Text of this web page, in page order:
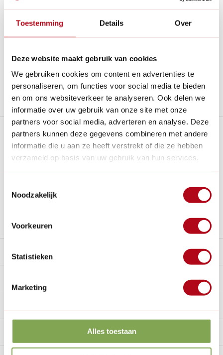
Toestemming Details Over
Deze website maakt gebruik van cookies
We gebruiken cookies om content en advertenties te
personaliseren, om functies voor social media te bieden
en om ons websiteverkeer te analyseren. Ook delen we
informatie over uw gebruik van onze site met onze
partners voor social media, adverteren en analyse. Deze
partners kunnen deze gegevens combineren met andere
informatie die u aan ze heeft verstrekt of die ze hebben
verzameld op basis van uw gebruik van hun services.
Noodzakelijk
Voorkeuren
Statistieken
Marketing
Alles toestaan
Betaal achteraf met Riverty.
de tuinspecialist voor tuinliefhebbers
Nieuw:Haal je bestelling in Wilnis bij ons op!
Stel een vraag over dit product
Plus- en minpunten
Handige overkapping voor fietsen i.c.m. een schuur
Ontworpen en gemaakt in Nederland.
Gemaakt van duurzaam Douglas hout en onderhoudsvrij.
Bij het plaatsen en de prefab panelen monteren heb je
Beschrijving